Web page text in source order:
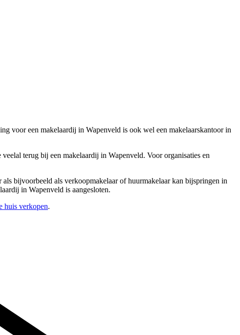
voor een makelaardij in Wapenveld is ook wel een makelaarskantoor in
terug bij een makelaardij in Wapenveld. Voor organisaties en
bijvoorbeeld als verkoopmakelaar of huurmakelaar kan bijspringen in
in Wapenveld is aangesloten.
huis verkopen.